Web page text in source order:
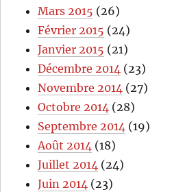
Mars 2015 (26)
Février 2015 (24)
Janvier 2015 (21)
Décembre 2014 (23)
Novembre 2014 (27)
Octobre 2014 (28)
Septembre 2014 (19)
Août 2014 (18)
Juillet 2014 (24)
Juin 2014 (23)